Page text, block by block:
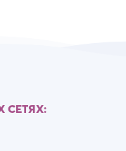
СЕТЯХ: